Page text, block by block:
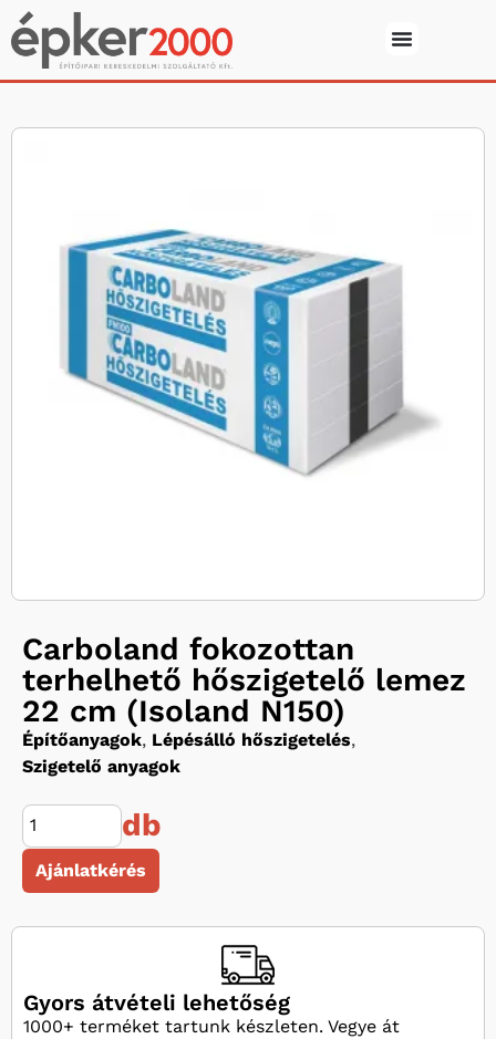
Carboland fokozottan
terhelhető hőszigetelő lemez
22 cm (Isoland N150)
Építőanyagok, Lépésálló hőszigetelés,
Szigetelő anyagok
db
Ajánlatkérés
Gyors átvételi lehetőség
1000+ terméket tartunk készleten. Vegye át